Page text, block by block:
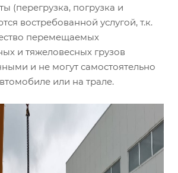
(перегрузка, погрузка и
востребованной услугой, т.к.
перемещаемых
и тяжеловесных грузов
и не могут самостоятельно
или на трале.